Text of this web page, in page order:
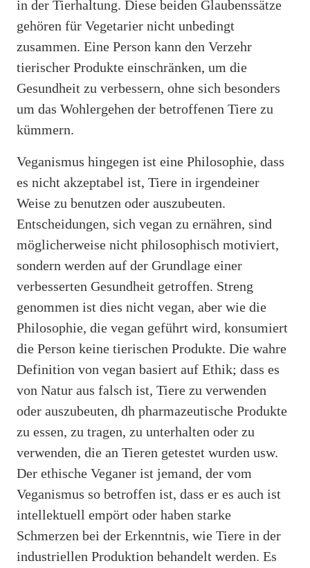
in der Tierhaltung. Diese beiden Glaubenssätze
gehören für Vegetarier nicht unbedingt
zusammen. Eine Person kann den Verzehr
tierischer Produkte einschränken, um die
Gesundheit zu verbessern, ohne sich besonders
um das Wohlergehen der betroffenen Tiere zu
kümmern.
Veganismus hingegen ist eine Philosophie, dass
es nicht akzeptabel ist, Tiere in irgendeiner
Weise zu benutzen oder auszubeuten.
Entscheidungen, sich vegan zu ernähren, sind
möglicherweise nicht philosophisch motiviert,
sondern werden auf der Grundlage einer
verbesserten Gesundheit getroffen. Streng
genommen ist dies nicht vegan, aber wie die
Philosophie, die vegan geführt wird, konsumiert
die Person keine tierischen Produkte. Die wahre
Definition von vegan basiert auf Ethik; dass es
von Natur aus falsch ist, Tiere zu verwenden
oder auszubeuten, dh pharmazeutische Produkte
zu essen, zu tragen, zu unterhalten oder zu
verwenden, die an Tieren getestet wurden usw.
Der ethische Veganer ist jemand, der vom
Veganismus so betroffen ist, dass er es auch ist
intellektuell empört oder haben starke
Schmerzen bei der Erkenntnis, wie Tiere in der
industriellen Produktion behandelt werden. Es